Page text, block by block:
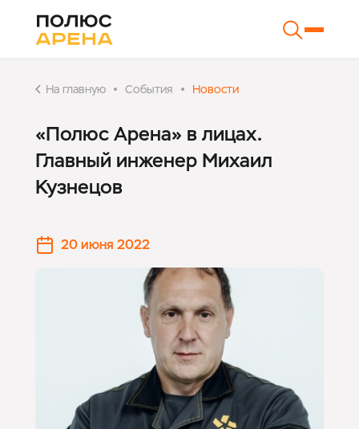
На главную События Новости
«Полюс Арена» в лицах.
Главный инженер Михаил
Кузнецов
20 июня 2022